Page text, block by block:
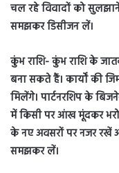
चल रहे विवादों को
समझकर डिसीजन लें।
कुंभ राशि- कुंभ राशि के
बना सकते हैं। कार्यों की
मिलेंगे। पार्टनरशिप के
में किसी पर आंख मूंदकर
के नए अवसरों पर नजर रखें
समझकर लें।